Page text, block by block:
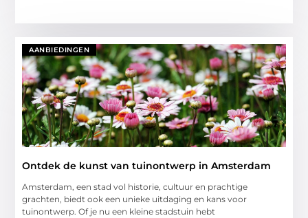
AANBIEDINGEN
Ontdek de kunst van tuinontwerp in Amsterdam
Amsterdam, een stad vol historie, cultuur en prachtige
grachten, biedt ook een unieke uitdaging en kans voor
tuinontwerp. Of je nu een kleine stadstuin hebt